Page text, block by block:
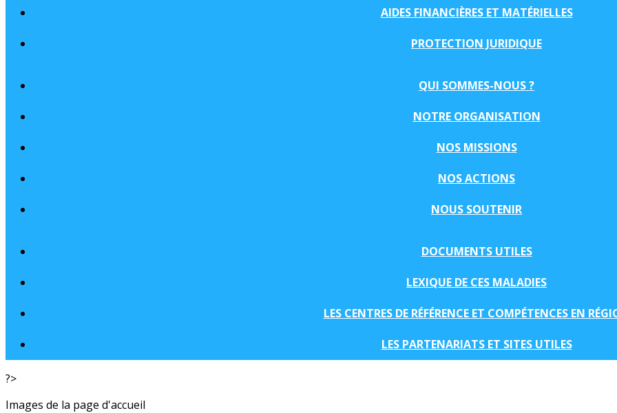
AIDES FINANCIÈRES ET MATÉRIELLES
PROTECTION JURIDIQUE
QUI SOMMES-NOUS ?
NOTRE ORGANISATION
NOS MISSIONS
NOS ACTIONS
NOUS SOUTENIR
DOCUMENTS UTILES
LEXIQUE DE CES MALADIES
LES CENTRES DE RÉFÉRENCE ET COMPÉTENCES EN
LES PARTENARIATS ET SITES UTILES
?>
Images de la page d'accueil